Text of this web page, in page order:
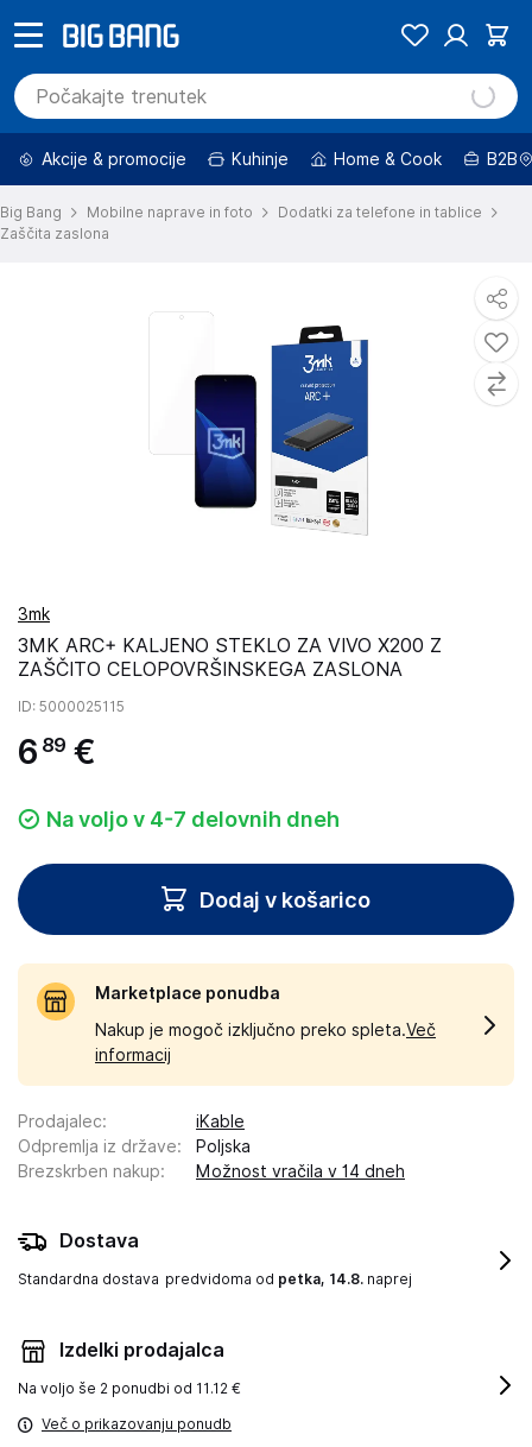
Akcije & promocije Kuhinje Home & Cook B2B
Big Bang Mobilne naprave in foto
Dodatki za telefone in tablice
Zaščita zaslona
3mk
3MK ARC+ KALJENO STEKLO ZA VIVO X200 Z
ZAŠČITO CELOPOVRŠINSKEGA ZASLONA
ID: 5000025115
6 89 €
Na voljo v 4-7 delovnih dneh
Dodaj v košarico
Marketplace ponudba
Nakup je mogoč izključno preko spleta.Več
informacij
Prodajalec:
iKable
Odpremlja iz države:
Poljska
Brezskrben nakup: Možnost vračila v 14 dneh
Dostava
Standardna dostava predvidoma od petka, 14.8. naprej
Izdelki prodajalca
Na voljo še 2 ponudbi od 11.12 €
Več o prikazovanju ponudb